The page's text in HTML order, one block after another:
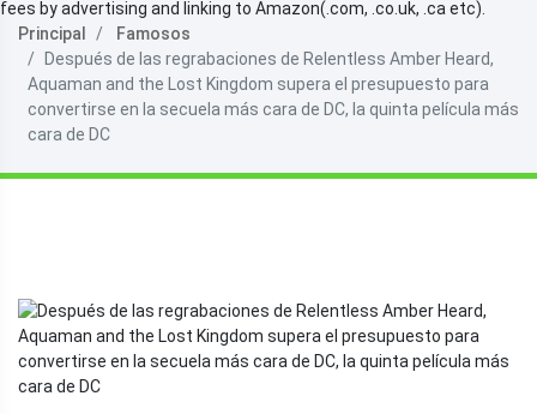
fees by advertising and linking to Amazon(.com, .co.uk, .ca etc).
Principal
Famosos
Después de las regrabaciones de Relentless Amber Heard,
Aquaman and the Lost Kingdom supera el presupuesto para
convertirse en la secuela más cara de DC, la quinta película más
cara de DC